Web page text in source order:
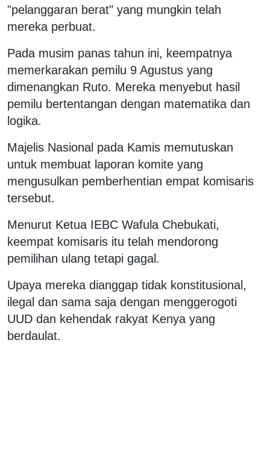
"pelanggaran berat" yang mungkin telah
mereka perbuat.
Pada musim panas tahun ini, keempatnya
memerkarakan pemilu 9 Agustus yang
dimenangkan Ruto. Mereka menyebut hasil
pemilu bertentangan dengan matematika dan
logika.
Majelis Nasional pada Kamis memutuskan
untuk membuat laporan komite yang
mengusulkan pemberhentian empat komisaris
tersebut.
Menurut Ketua IEBC Wafula Chebukati,
keempat komisaris itu telah mendorong
pemilihan ulang tetapi gagal.
Upaya mereka dianggap tidak konstitusional,
ilegal dan sama saja dengan menggerogoti
UUD dan kehendak rakyat Kenya yang
berdaulat.